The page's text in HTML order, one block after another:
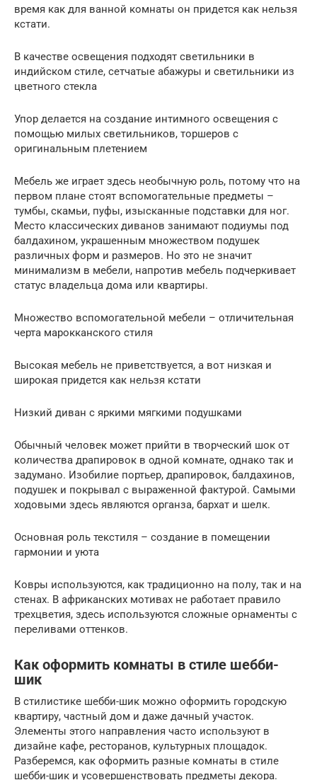
время как для ванной комнаты он придется как нельзя
кстати.
В качестве освещения подходят светильники в
индийском стиле, сетчатые абажуры и светильники из
цветного стекла
Упор делается на создание интимного освещения с
помощью милых светильников, торшеров с
оригинальным плетением
Мебель же играет здесь необычную роль, потому что на
первом плане стоят вспомогательные предметы –
тумбы, скамьи, пуфы, изысканные подставки для ног.
Место классических диванов занимают подиумы под
балдахином, украшенным множеством подушек
различных форм и размеров. Но это не значит
минимализм в мебели, напротив мебель подчеркивает
статус владельца дома или квартиры.
Множество вспомогательной мебели – отличительная
черта марокканского стиля
Высокая мебель не приветствуется, а вот низкая и
широкая придется как нельзя кстати
Низкий диван с яркими мягкими подушками
Обычный человек может прийти в творческий шок от
количества драпировок в одной комнате, однако так и
задумано. Изобилие портьер, драпировок, балдахинов,
подушек и покрывал с выраженной фактурой. Самыми
ходовыми здесь являются органза, бархат и шелк.
Основная роль текстиля – создание в помещении
гармонии и уюта
Ковры используются, как традиционно на полу, так и на
стенах. В африканских мотивах не работает правило
трехцветия, здесь используются сложные орнаменты с
переливами оттенков.
Как оформить комнаты в стиле шебби-
шик
В стилистике шебби-шик можно оформить городскую
квартиру, частный дом и даже дачный участок.
Элементы этого направления часто используют в
дизайне кафе, ресторанов, культурных площадок.
Разберемся, как оформить разные комнаты в стиле
шебби-шик и усовершенствовать предметы декора.